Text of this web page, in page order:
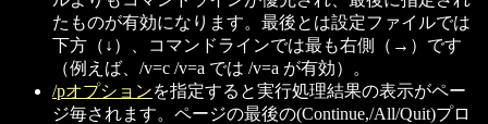
たものが有効になります。最後とは設定ファイルでは
下方（↓）、コマンドラインでは最も右側（→）です
（例えば、/v=c /v=a では /v=a が有効）。
/pオプションを指定すると実行処理結果の表示がペー
ジ毎されます。ページの最後の(Continue,/All/Quit)プロ